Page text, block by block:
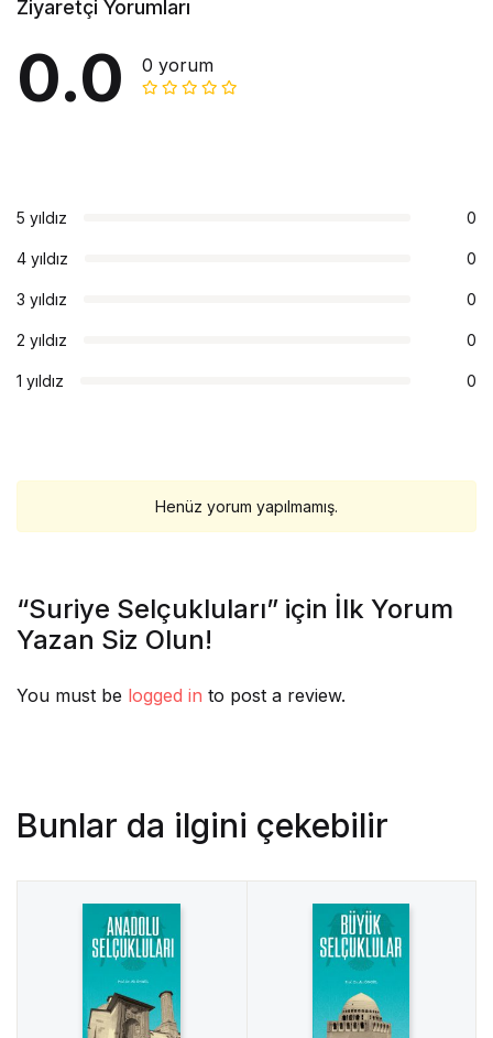
Ziyaretçi Yorumları
0.0 0 yorum
5 yıldız 0
4 yıldız 0
3 yıldız 0
2 yıldız 0
1 yıldız 0
Henüz yorum yapılmamış.
“Suriye Selçukluları” için İlk Yorum
Yazan Siz Olun!
You must be logged in to post a review.
Bunlar da ilgini çekebilir